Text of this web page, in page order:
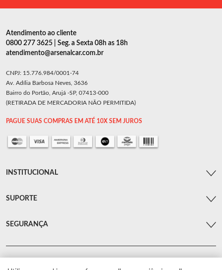
Atendimento ao cliente
0800 277 3625 | Seg. a Sexta 08h as 18h
atendimento@arsenalcar.com.br
CNPJ: 15.776.984/0001-74
Av. Adília Barbosa Neves, 3636
Bairro do Portão, Arujá -SP, 07413-000
(RETIRADA DE MERCADORIA NÃO PERMITIDA)
PAGUE SUAS COMPRAS EM ATÉ 10X SEM JUROS
INSTITUCIONAL
SUPORTE
SEGURANÇA